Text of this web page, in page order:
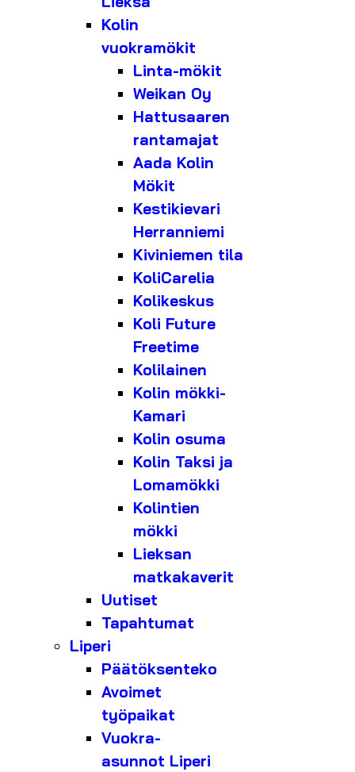
Kolin
vuokramökit
Linta-mökit
Weikan Oy
Hattusaaren
rantamajat
Aada Kolin
Mökit
Kestikievari
Herranniemi
Kiviniemen tila
KoliCarelia
Kolikeskus
Koli Future
Freetime
Kolilainen
Kolin mökki-
Kamari
Kolin osuma
Kolin Taksi ja
Lomamökki
Kolintien
mökki
Lieksan
matkakaverit
Uutiset
Tapahtumat
Liperi
Päätöksenteko
Avoimet
työpaikat
Vuokra-
asunnot Liperi